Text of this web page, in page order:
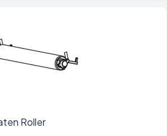
Roller